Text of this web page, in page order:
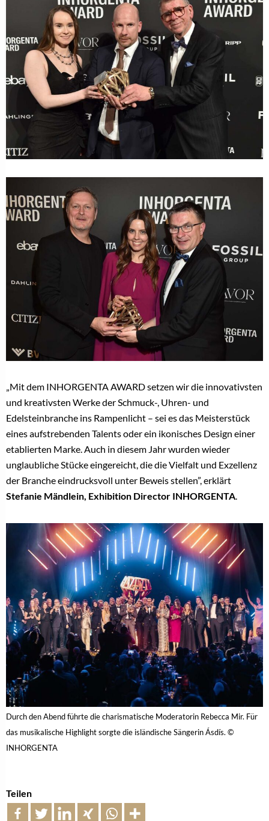
„Mit dem INHORGENTA AWARD setzen wir die innovativsten
und kreativsten Werke der Schmuck-, Uhren- und
Edelsteinbranche ins Rampenlicht – sei es das Meisterstück
eines aufstrebenden Talents oder ein ikonisches Design einer
etablierten Marke. Auch in diesem Jahr wurden wieder
unglaubliche Stücke eingereicht, die die Vielfalt und Exzellenz
der Branche eindrucksvoll unter Beweis stellen”, erklärt
Stefanie Mändlein, Exhibition Director INHORGENTA.
Durch den Abend führte die charismatische Moderatorin Rebecca Mir. Für
das musikalische Highlight sorgte die isländische Sängerin Ásdís. ©
INHORGENTA
Teilen